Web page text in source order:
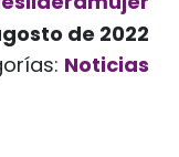
de 2022
Noticias